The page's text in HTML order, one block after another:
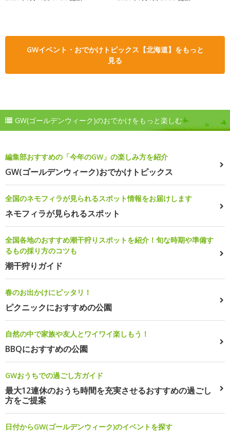
GWイベント・おでかけトピックス【北海道】をもっと
見る
GW(ゴールデンウィーク)のおでかけをもっと楽しむ
編集部おすすめの「今年のGW」の楽しみ方を紹介
GW(ゴールデンウィーク)おでかけトピックス
全国のネモフィラが見られるスポット情報をお届けします
ネモフィラが見られるスポット
全国各地のおすすめ潮干狩りスポットを紹介！旬な時期や準備す
るもの採り方のコツも
潮干狩りガイド
春のお出かけにピッタリ！
ピクニックにおすすめの公園
自然の中で家族や友人とワイワイ楽しもう！
BBQにおすすめの公園
GWおうちでの過ごし方ガイド
最大12連休のおうち時間を充実させるおすすめの過ごし
方をご提案
日付からGW(ゴールデンウィーク)のイベントを探す